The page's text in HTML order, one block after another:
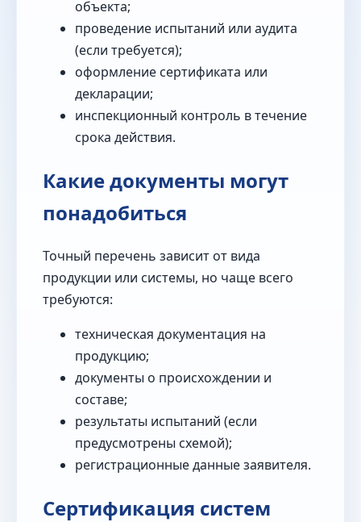
объекта;
проведение испытаний или аудита
(если требуется);
оформление сертификата или
декларации;
инспекционный контроль в течение
срока действия.
Какие документы могут
понадобиться
Точный перечень зависит от вида
продукции или системы, но чаще всего
требуются:
техническая документация на
продукцию;
документы о происхождении и
составе;
результаты испытаний (если
предусмотрены схемой);
регистрационные данные заявителя.
Сертификация систем